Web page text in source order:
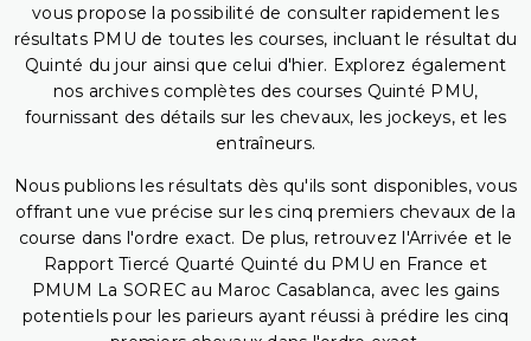
vous propose la possibilité de consulter rapidement les
résultats PMU de toutes les courses, incluant le résultat du
Quinté du jour ainsi que celui d'hier. Explorez également
nos archives complètes des courses Quinté PMU,
fournissant des détails sur les chevaux, les jockeys, et les
entraîneurs.
Nous publions les résultats dès qu'ils sont disponibles, vous
offrant une vue précise sur les cinq premiers chevaux de la
course dans l'ordre exact. De plus, retrouvez l'Arrivée et le
Rapport Tiercé Quarté Quinté du PMU en France et
PMUM La SOREC au Maroc Casablanca, avec les gains
potentiels pour les parieurs ayant réussi à prédire les cinq